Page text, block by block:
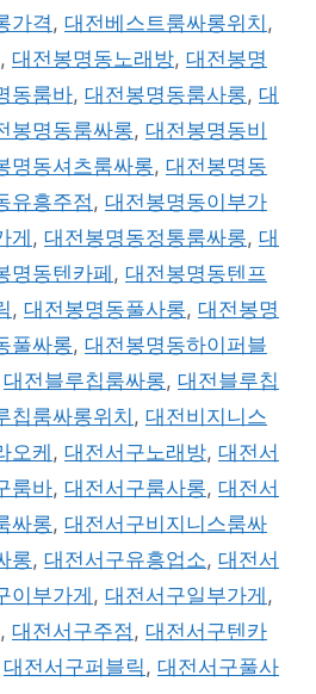
가격 , 대전베스트룸싸롱위치 ,
, 대전봉명동노래방, 대전봉명
동룸바, 대전봉명동룸사롱, 대
봉명동룸싸롱, 대전봉명동비
명동셔츠룸싸롱, 대전봉명동
유흥주점 , 대전봉명동이부가
게 , 대전봉명동정통룸싸롱, 대
명동텐카페 , 대전봉명동텐프
, 대전봉명동풀사롱, 대전봉명
풀싸롱, 대전봉명동하이퍼블
대전블루칩룸싸롱, 대전블루칩
칩룸싸롱위치 , 대전비지니스
오케 , 대전서구노래방, 대전서
룸바, 대전서구룸사롱, 대전서
싸롱, 대전서구비지니스룸싸
롱, 대전서구유흥업소, 대전서
이부가게 , 대전서구일부가게 ,
, 대전서구주점 , 대전서구텐카
대전서구퍼블릭 , 대전서구풀사